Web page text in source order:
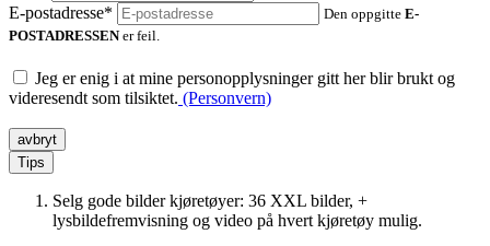
E-postadresse*
Den oppgitte E-
POSTADRESSENer feil.
Jeg er enig i at mine personopplysninger gitt her blir brukt og
videresendt som tilsiktet. (Personvern)
avbryt
Tips
Selg gode bilder kjøretøyer: 36 XXL bilder, +
lysbildefremvisning og video på hvert kjøretøy mulig.